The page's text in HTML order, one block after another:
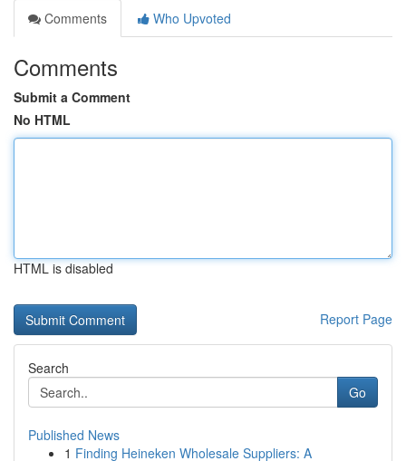
Comments
Who Upvoted
Comments
Submit a Comment
No HTML
HTML is disabled
Report Page
Search
Go
Published News
1 Finding Heineken Wholesale Suppliers: A